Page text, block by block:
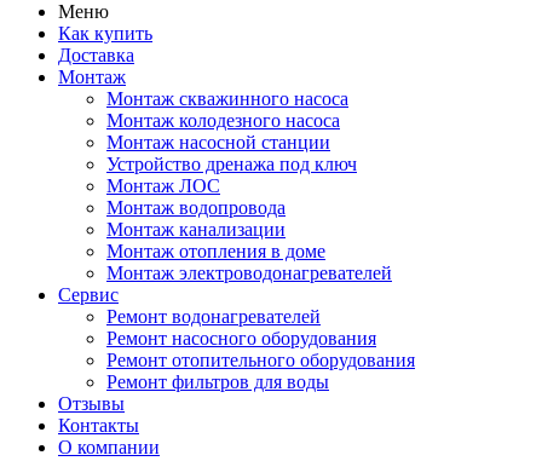
Меню
Как купить
Доставка
Монтаж
Монтаж скважинного насоса
Монтаж колодезного насоса
Монтаж насосной станции
Устройство дренажа под ключ
Монтаж ЛОС
Монтаж водопровода
Монтаж канализации
Монтаж отопления в доме
Монтаж электроводонагревателей
Сервис
Ремонт водонагревателей
Ремонт насосного оборудования
Ремонт отопительного оборудования
Ремонт фильтров для воды
Отзывы
Контакты
О компании